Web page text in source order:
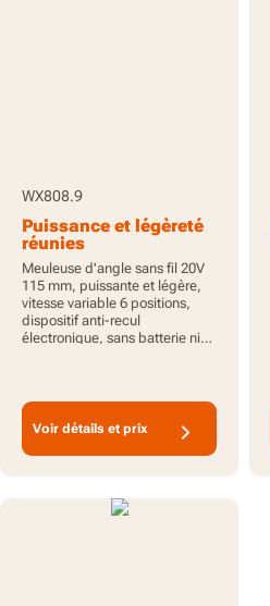
WX808.9
Puissance et légèreté
réunies
Meuleuse d'angle sans fil 20V
115 mm, puissante et légère,
vitesse variable 6 positions,
dispositif anti-recul
électronique, sans batterie ni
Voir détails et prix